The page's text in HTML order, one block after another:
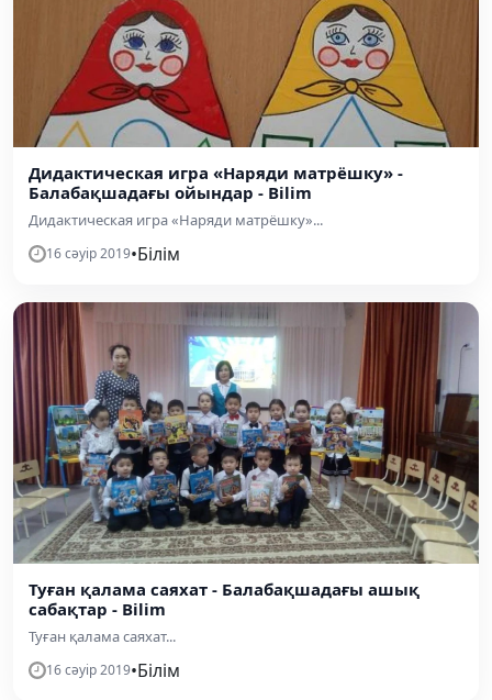
Дидактическая игра «Наряди матрёшку» -
Балабақшадағы ойындар - Bilim
Дидактическая игра «Наряди матрёшку»...
16 сәуір 2019•Білім
Туған қалама саяхат - Балабақшадағы ашық
сабақтар - Bilim
Туған қалама саяхат...
16 сәуір 2019•Білім